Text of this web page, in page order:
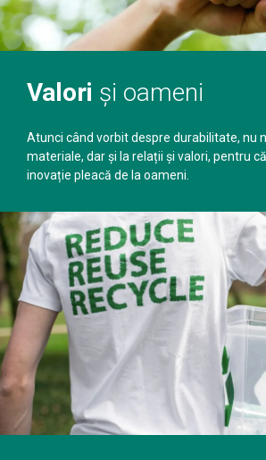
Valori și oameni
Atunci când vorbit despre durabilitate, nu
materiale, dar și la relații și valori, pentru
inovație pleacă de la oameni.